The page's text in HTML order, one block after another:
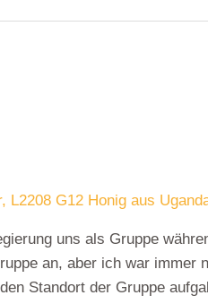
, L2208 G12 Honig aus
uns als Gruppe
an, aber ich war
Standort der Gruppe